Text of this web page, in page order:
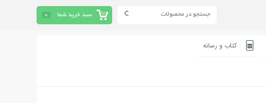
سبد خرید شما 0
کتاب و رسانه